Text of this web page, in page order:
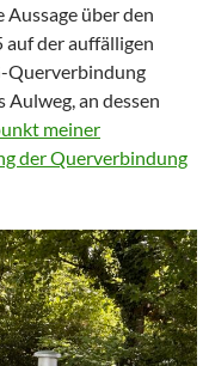
über den
auf der auffälligen
Querverbindung
Aulweg, an dessen
meiner
der Querverbindung